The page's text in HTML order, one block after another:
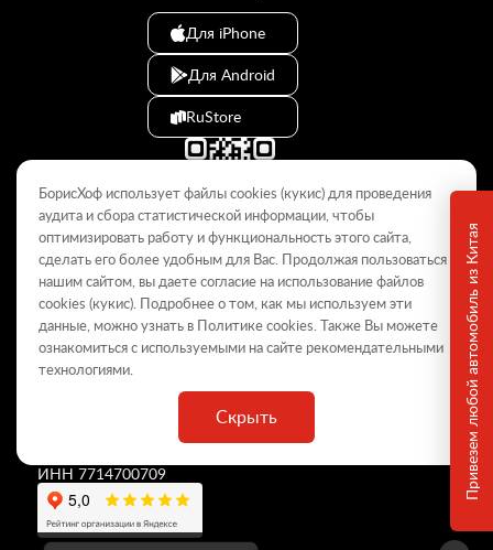
Привезем любой автомобиль из Китая
© 2009–2026
Данный интернет-сайт носит информационный характер и не
является публичной офертой, определяемой положениями Статьи
437 ГК РФ. Для получения подробной информации обращайтесь в
дилерские центры.
БорисХоф Холдинг»
ИНН 7714700709
Для iPhone
Для Android
RuStore
БорисХоф использует файлы cookies (кукиc) для проведения
аудита и сбора статистической информации, чтобы
оптимизировать работу и функциональность этого сайта,
сделать его более удобным для Вас. Продолжая пользоваться
нашим сайтом, вы даете согласие на использование файлов
cookies (кукиc). Подробнее о том, как мы используем эти
данные, можно узнать в Политикеcookies. Также Вы можете
ознакомиться с используемыми на сайте рекомендательными
технологиями.
Скрыть